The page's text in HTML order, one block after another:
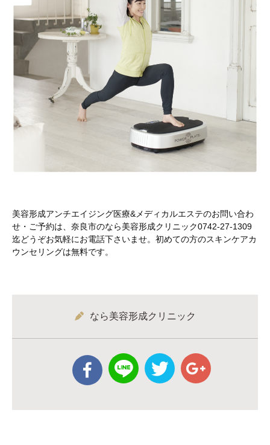
美容形成アンチエイジング医療&メディカルエステのお問い合わ
せ・ご予約は、奈良市のなら美容形成クリニック0742-27-1309
迄どうぞお気軽にお電話下さいませ。初めての方のスキンケアカ
ウンセリングは無料です。
なら美容形成クリニック